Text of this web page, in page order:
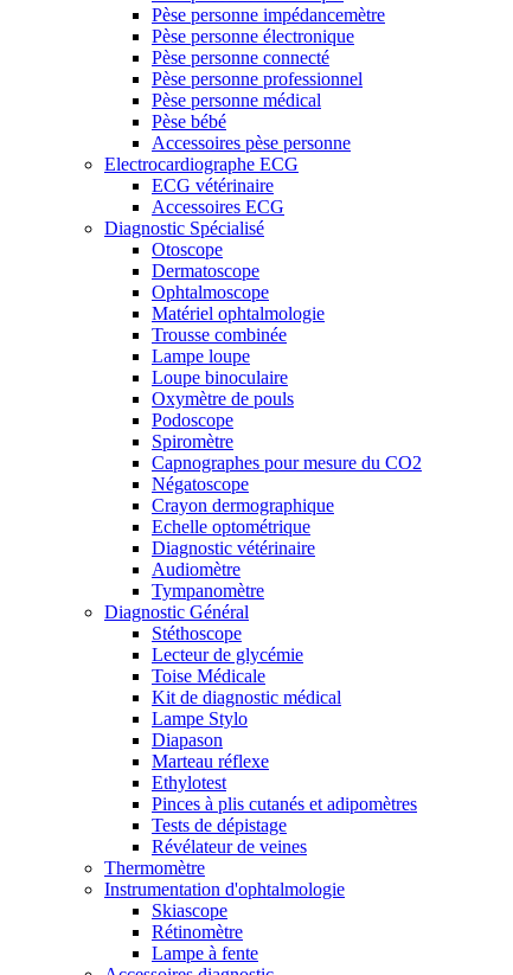
Pèse personne impédancemètre
Pèse personne électronique
Pèse personne connecté
Pèse personne professionnel
Pèse personne médical
Pèse bébé
Accessoires pèse personne
Electrocardiographe ECG
ECG vétérinaire
Accessoires ECG
Diagnostic Spécialisé
Otoscope
Dermatoscope
Ophtalmoscope
Matériel ophtalmologie
Trousse combinée
Lampe loupe
Loupe binoculaire
Oxymètre de pouls
Podoscope
Spiromètre
Capnographes pour mesure du CO2
Négatoscope
Crayon dermographique
Echelle optométrique
Diagnostic vétérinaire
Audiomètre
Tympanomètre
Diagnostic Général
Stéthoscope
Lecteur de glycémie
Toise Médicale
Kit de diagnostic médical
Lampe Stylo
Diapason
Marteau réflexe
Ethylotest
Pinces à plis cutanés et adipomètres
Tests de dépistage
Révélateur de veines
Thermomètre
Instrumentation d'ophtalmologie
Skiascope
Rétinomètre
Lampe à fente